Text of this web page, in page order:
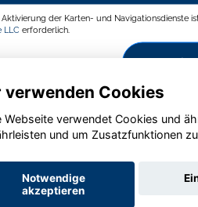
Aktivierung der Karten- und Navigationsdienste
LLC erforderlich.
verwenden Cookies
Webseite verwendet Cookies und
und um Zusatzfunktionen
Notwendige
akzeptieren